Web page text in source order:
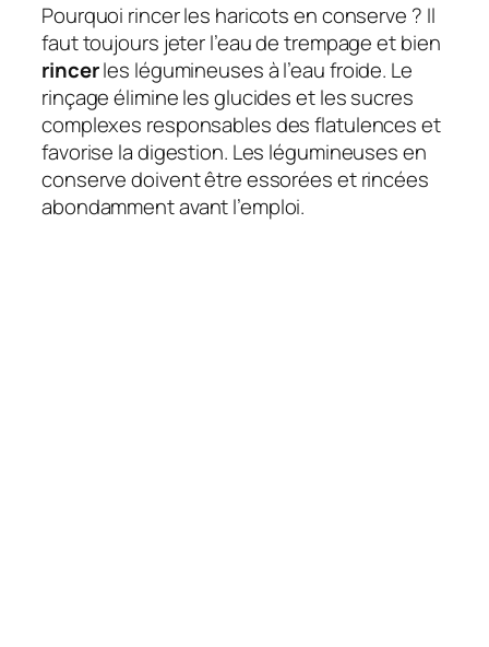
Pourquoi rincer les haricots en conserve ? Il
faut toujours jeter l’eau de trempage et bien
rincerles légumineuses à l’eau froide. Le
rinçage élimine les glucides et les sucres
complexes responsables des flatulences et
favorise la digestion. Les légumineuses en
conserve doivent être essorées et rincées
abondamment avant l’emploi.